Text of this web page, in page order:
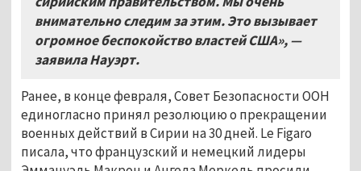
внимательно следим за этим. Это вызывает
огромное беспокойство властей США», —
заявила Науэрт.
Ранее, в конце февраля, Совет Безопасности ООН
единогласно принял резолюцию о прекращении
военных действий в Сирии на 30 дней. Le Figaro
писала, что французский и немецкий лидеры